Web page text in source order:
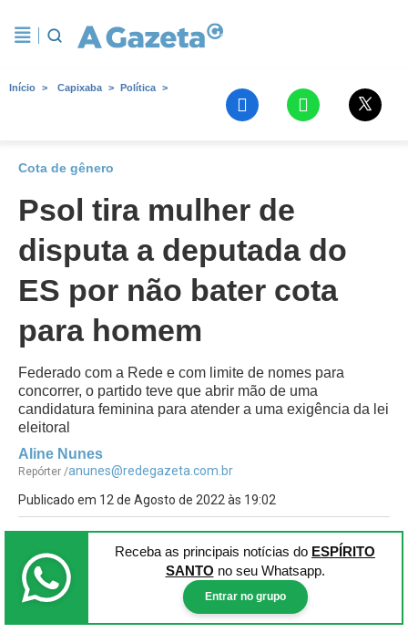
Início Capixaba Política
Cota de gênero
Psol tira mulher de
disputa a deputada do
ES por não bater cota
para homem
Federado com a Rede e com limite de nomes para
concorrer, o partido teve que abrir mão de uma
candidatura feminina para atender a uma exigência da lei
eleitoral
Aline Nunes
Repórter /anunes@redegazeta.com.br
Publicado em 12 de Agosto de 2022 às 19:02
Receba as principais notícias do ESPÍRITO
SANTO no seu Whatsapp.
Entrar no grupo